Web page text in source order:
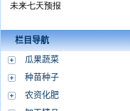
栏目导航
瓜果蔬菜
种苗种子
农资化肥